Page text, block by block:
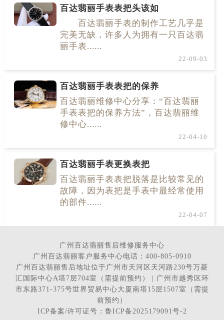
百达翡丽手表表把头该如
百达翡丽手表的制作工艺几乎是
完美无缺，许多人为拥有一只百达翡
丽手表......
22-09-03
百达翡丽手表表把的保养
百达翡丽维修中心分享：“百达翡丽
手表表把的保养方法”，百达翡丽维
修中心......
22-04-10
百达翡丽手表更换表把
百达翡丽手表表把脱落是比较常见的
故障，因为表把是手表中最经常使用
的部件......
22-04-07
广州百达翡丽售后维修服务中心
广州百达翡丽客户服务中心电话：400-805-0910
广州百达翡丽售后地址位于广州市天河区天河路230号万菱
汇国际中心A塔7层704室（需提前预约） | 广州市越秀区环
市东路371-375号世界贸易中心大厦南塔15层1507室（需提
前预约）
ICP备案/许可证号：鲁ICP备2025179091号-2